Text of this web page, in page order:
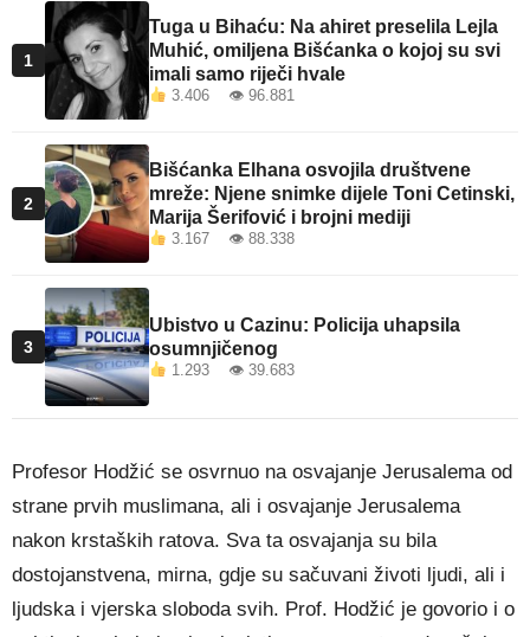
1
Tuga u Bihaću: Na ahiret preselila Lejla
Muhić, omiljena Bišćanka o kojoj su svi
imali samo riječi hvale
3.406 👁 96.881
2
Bišćanka Elhana osvojila društvene
mreže: Njene snimke dijele Toni Cetinski,
Marija Šerifović i brojni mediji
3.167 👁 88.338
3
Ubistvo u Cazinu: Policija uhapsila
osumnjičenog
1.293 👁 39.683
Profesor Hodžić se osvrnuo na osvajanje Jerusalema od
strane prvih muslimana, ali i osvajanje Jerusalema
nakon krstaških ratova. Sva ta osvajanja su bila
dostojanstvena, mirna, gdje su sačuvani životi ljudi, ali i
ljudska i vjerska sloboda svih. Prof. Hodžić je govorio i o